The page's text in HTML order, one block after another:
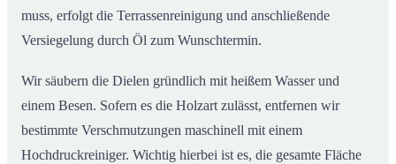
muss, erfolgt die Terrassenreinigung und anschließende
Versiegelung durch Öl zum Wunschtermin.
Wir säubern die Dielen gründlich mit heißem Wasser und
einem Besen. Sofern es die Holzart zulässt, entfernen wir
bestimmte Verschmutzungen maschinell mit einem
Hochdruckreiniger. Wichtig hierbei ist es, die gesamte Fläche